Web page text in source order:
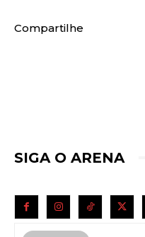
Compartilhe
SIGA O ARENA